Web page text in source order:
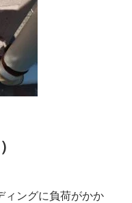
ィングに負荷がかか